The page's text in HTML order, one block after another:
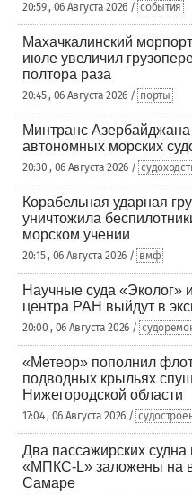
20:59 , 06 Августа 2026 / события
Махачкалинский
июле увеличил
полтора раза
20:45 , 06 Августа 2026 / порты
Минтранс
автономных морских
20:30 , 06 Августа 2026 /
Корабельная ударная
уничтожила
морском учении
20:15 , 06 Августа 2026 / вмф
Научные суда «Эколог»
центра РАН выйдут в
20:00 , 06 Августа 2026 /
«Метеор» пополнил
подводных крыльях
Нижегородской области
17:04 , 06 Августа 2026 /
Два пассажирских судна
«МПКС-L» заложены на
Самаре